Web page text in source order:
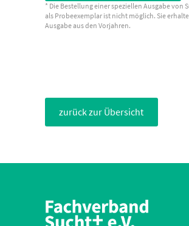
* Die Bestellung einer speziellen Ausgabe von
als Probeexemplar ist nicht möglich. Sie
Ausgabe aus den Vorjahren.
zurück zur Übersicht